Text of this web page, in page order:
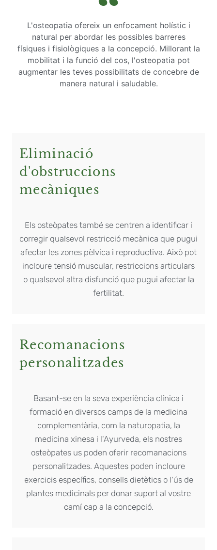
L'osteopatia ofereix un enfocament holístic i
natural per abordar les possibles barreres
físiques i fisiològiques a la concepció. Millorant la
mobilitat i la funció del cos, l'osteopatia pot
augmentar les teves possibilitats de concebre de
manera natural i saludable.
Eliminació
d'obstruccions
mecàniques
Els osteòpates també se centren a identificar i
corregir qualsevol restricció mecànica que pugui
afectar les zones pèlvica i reproductiva. Això pot
incloure tensió muscular, restriccions articulars
o qualsevol altra disfunció que pugui afectar la
fertilitat.
Recomanacions
personalitzades
Basant-se en la seva experiència clínica i
formació en diversos camps de la medicina
complementària, com la naturopatia, la
medicina xinesa i l'Ayurveda, els nostres
osteòpates us poden oferir recomanacions
personalitzades. Aquestes poden incloure
exercicis específics, consells dietètics o l'ús de
plantes medicinals per donar suport al vostre
camí cap a la concepció.